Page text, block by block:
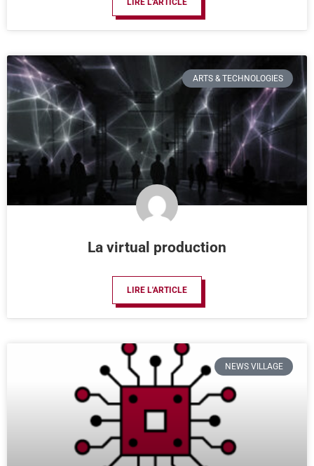
ARTS & TECHNOLOGIES
La virtual production
LIRE L'ARTICLE
NEWS VILLAGE